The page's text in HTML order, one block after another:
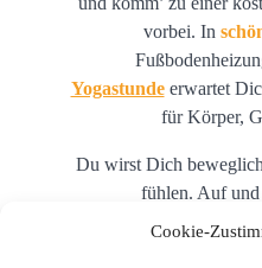
Cookie-
vorbei. In
Yogastundeerwartet
für Körper,
Du wirst Dich
fühlen. Auf und
Oder auf den Punkt